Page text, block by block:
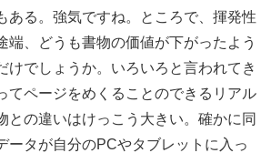
ある。強気ですね。ところで、揮発性
端、どうも書物の価値が下がったよう
けでしょうか。いろいろと言われてき
てページをめくることのできるリアル
との違いはけっこう大きい。確かに同
ータが自分のPCやタブレットに入っ